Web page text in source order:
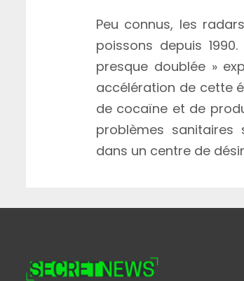
Peu connus, les
poissons depuis
presque doublée »
accélération de cette
de cocaïne et de
problèmes sanitaires
dans un centre de